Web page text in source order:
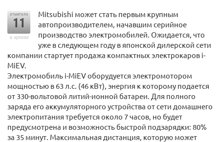
отметили
11
в архиве
Mitsubishi может стать первым крупным
автопроизводителем, начавшим серийное
производство электромобилей. Ожидается, что
уже в следующем году в японской дилерской сети
компании стартует продажа компактных электрокаров i-
MiEV.
Электромобиль i-MiEV оборудуется электромотором
мощностью в 63 л.с. (46 кВт), энергия к которому подается
от 330-вольтовой литий-ионной батареи. Для полного
заряда его аккумуляторного устройства от сети домашнего
электропитания требуется около 7 часов, но будет
предусмотрена и возможность быстрой подзарядки: 80%
за 35 минут. Максимальная дистанция, которую может